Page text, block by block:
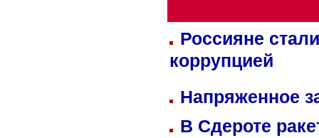
Россияне
коррупцией
Напряженное
В Сдероте